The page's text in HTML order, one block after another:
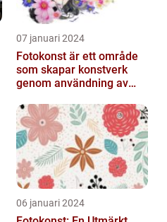
07 januari 2024
Fotokonst är ett område
som skapar konstverk
genom användning av
06 januari 2024